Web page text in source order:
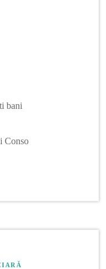
bani
Conso